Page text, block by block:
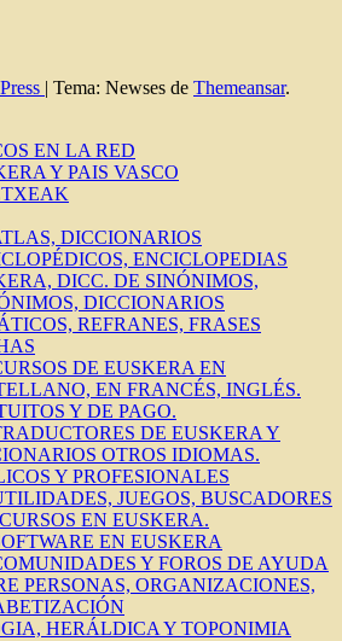
| Tema: Newses de Themeansar.
EN LA RED
Y PAIS VASCO
DICCIONARIOS
ENCICLOPEDIAS
DICC. DE SINÓNIMOS,
DICCIONARIOS
REFRANES, FRASES
DE EUSKERA EN
EN FRANCÉS, INGLÉS.
Y DE PAGO.
DE EUSKERA Y
OTROS IDIOMAS.
Y PROFESIONALES
JUEGOS, BUSCADORES
EN EUSKERA.
EN EUSKERA
Y FOROS DE AYUDA
PERSONAS, ORGANIZACIONES,
HERÁLDICA Y TOPONIMIA